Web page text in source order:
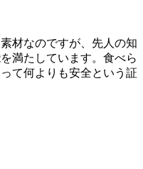
材なのですが、先人の知
満たしています。食べら
て何よりも安全という証